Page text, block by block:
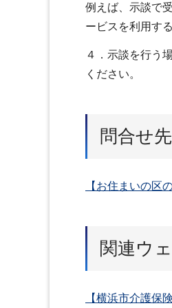
例えば、示談で
ービスを利用す
４．示談を行う
ください。
問合せ先
【お住まいの区
関連ウ
【横浜市介護保